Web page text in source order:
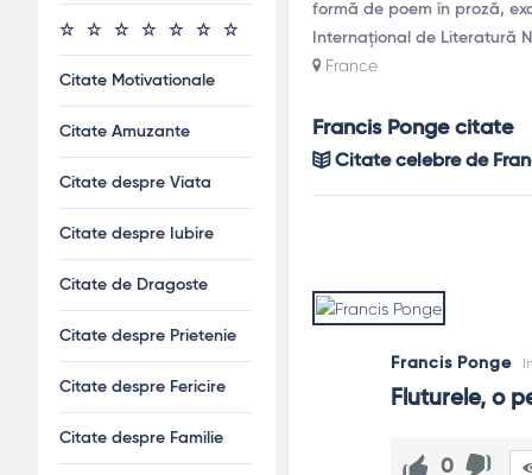
formă de poem în proză,
Internațional de Literatură
France
Francis Ponge citate
Citate celebre de
Francis Ponge
Fluturele, o
0
Citate Motivationale
Citate Amuzante
Citate despre Viata
Citate despre Iubire
Citate de Dragoste
Citate despre Prietenie
Citate despre Fericire
Citate despre Familie